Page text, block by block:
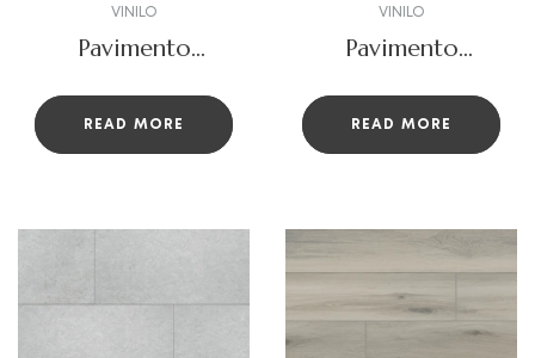
VINILO
Pavimento
Rigio_appo
124×24.5
READ MORE
VINILO
Pavimento
Rigio_bore
124×24.5.
READ MORE